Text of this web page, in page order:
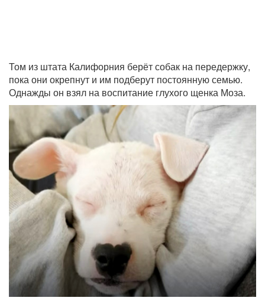
Том из штата Калифорния берёт собак на передержку,
пока они окрепнут и им подберут постоянную семью.
Однажды он взял на воспитание глухого щенка Моза.